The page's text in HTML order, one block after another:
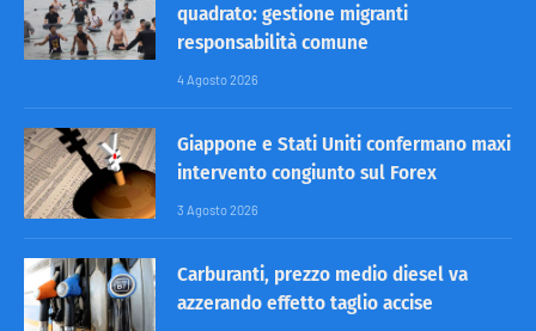
quadrato: gestione migranti
responsabilità comune
4 Agosto 2026
Giappone e Stati Uniti confermano maxi
intervento congiunto sul Forex
3 Agosto 2026
Carburanti, prezzo medio diesel va
azzerando effetto taglio accise